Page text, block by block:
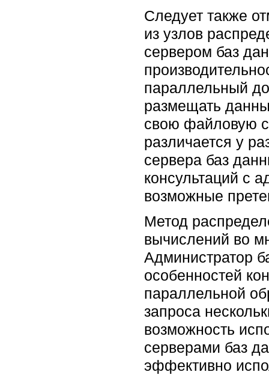
Следует также
из узлов
сервером баз
параллельный
размещать
свою файловую
различается у
сервера баз
консультаций с
возможные
Метод
вычислений во
Администратор
особенностей
параллельной
запроса
возможность
серверами баз
эффективно